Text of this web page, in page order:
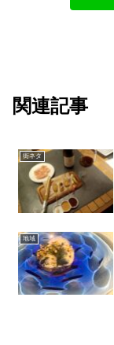
関連記事
街ネタ
地域